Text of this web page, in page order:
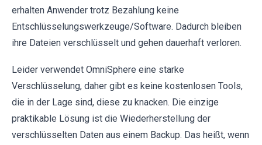
erhalten Anwender trotz Bezahlung keine
Entschlüsselungswerkzeuge/Software. Dadurch bleiben
ihre Dateien verschlüsselt und gehen dauerhaft verloren.
Leider verwendet OmniSphere eine starke
Verschlüsselung, daher gibt es keine kostenlosen Tools,
die in der Lage sind, diese zu knacken. Die einzige
praktikable Lösung ist die Wiederherstellung der
verschlüsselten Daten aus einem Backup. Das heißt, wenn